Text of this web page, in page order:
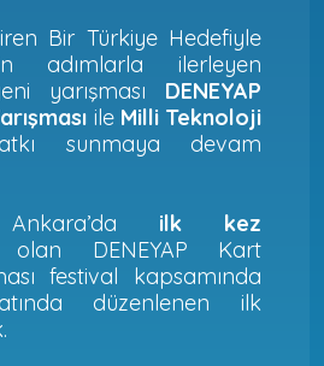
Bir Türkiye Hedefiyle
adımlarla ilerleyen
yarışması DENEYAP
ile Milli Teknoloji
sunmaya devam
ilk kez
olan DENEYAP Kart
festival kapsamında
düzenlenen ilk